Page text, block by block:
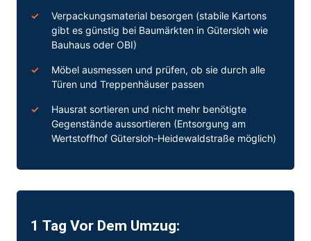
Verpackungsmaterial besorgen (stabile Kartons
gibt es günstig bei Baumärkten in Gütersloh wie
Bauhaus oder OBI)
Möbel ausmessen und prüfen, ob sie durch alle
Türen und Treppenhäuser passen
Hausrat sortieren und nicht mehr benötigte
Gegenstände aussortieren (Entsorgung am
Wertstoffhof Gütersloh-Heidewaldstraße möglich)
1 Tag Vor Dem Umzug: